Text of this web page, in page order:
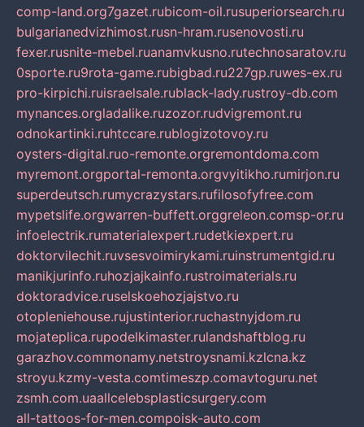
comp-land.org7gazet.rubicom-oil.rusuperiorsearch.ru
bulgarianedvizhimost.rusn-hram.rusenovosti.ru
fexer.rusnite-mebel.ruanamvkusno.rutechnosaratov.ru
0sporte.ru9rota-game.rubigbad.ru227gp.ruwes-ex.ru
pro-kirpichi.ruisraelsale.rublack-lady.rustroy-db.com
mynances.orgladalike.ruzozor.rudvigremont.ru
odnokartinki.ruhtccare.rublogizotovoy.ru
oysters-digital.ruo-remonte.orgremontdoma.com
myremont.orgportal-remonta.orgvyitikho.rumirjon.ru
superdeutsch.rumycrazystars.rufilosofyfree.com
mypetslife.orgwarren-buffett.orggreleon.comsp-or.ru
infoelectrik.rumaterialexpert.rudetkiexpert.ru
doktorvilechit.ruvsesvoimirykami.ruinstrumentgid.ru
manikjurinfo.ruhozjajkainfo.rustroimaterials.ru
doktoradvice.ruselskoehozjajstvo.ru
otopleniehouse.rujustinterior.ruchastnyjdom.ru
mojateplica.rupodelkimaster.rulandshaftblog.ru
garazhov.commonamy.netstroysnami.kzlcna.kz
stroyu.kzmy-vesta.comtimeszp.comavtoguru.net
zsmh.com.uaallcelebsplasticsurgery.com
all-tattoos-for-men.compoisk-auto.com